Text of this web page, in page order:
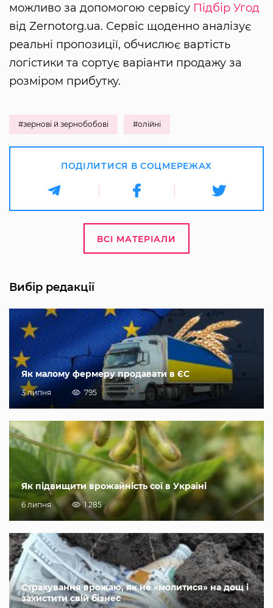
можливо за допомогою сервісу Підбір Угод
від Zernotorg.ua. Сервіс щоденно аналізує
реальні пропозиції, обчислює вартість
логістики та сортує варіанти продажу за
розміром прибутку.
#зернові й зернобобові #олійні
ПОДІЛИТИСЯ В СОЦМЕРЕЖАХ
ВСІ МАТЕРІАЛИ
Вибір редакції
Як малому фермеру продавати в ЄС
3 липня 795
Як підвищити врожайність сої в Україні
6 липня 1 285
Страхування врожаю, як не «молитися» на дощ і
захистити свій бізнес